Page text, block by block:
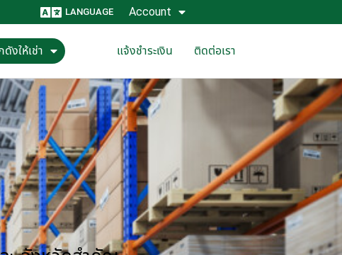
LANGUAGE Account
ดังให้เช่า แจ้งชำระเงิน ติดต่อเรา